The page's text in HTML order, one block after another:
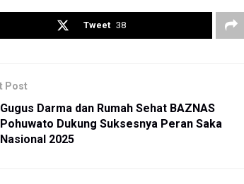
Tweet 38
Post
Gugus Darma dan Rumah Sehat BAZNAS
Pohuwato Dukung Suksesnya Peran Saka
Nasional 2025